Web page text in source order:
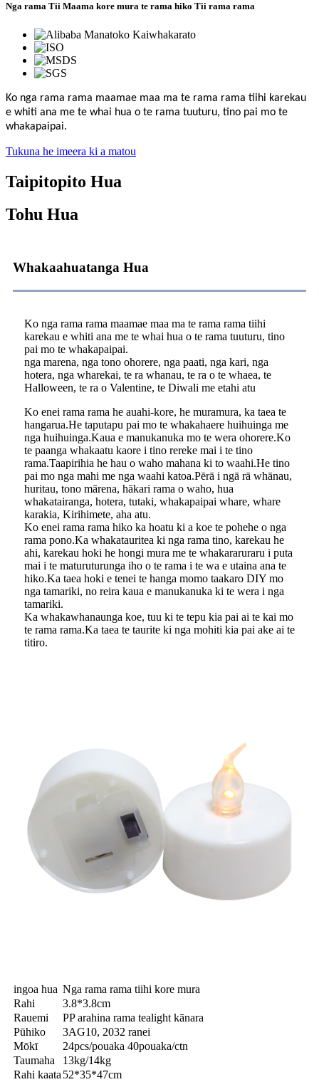
Nga rama Tii Maama kore mura te rama hiko Tii rama rama
Ko nga rama rama maamae maa ma te rama rama tiihi karekau
e whiti ana me te whai hua o te rama tuuturu, tino pai mo te
whakapaipai.
Tukuna he imeera ki a matou
Taipitopito Hua
Tohu Hua
Whakaahuatanga Hua
Ko nga rama rama maamae maa ma te rama rama tiihi
karekau e whiti ana me te whai hua o te rama tuuturu, tino
pai mo te whakapaipai.
nga marena, nga tono ohorere, nga paati, nga kari, nga
hotera, nga wharekai, te ra whanau, te ra o te whaea, te
Halloween, te ra o Valentine, te Diwali me etahi atu
Ko enei rama rama he auahi-kore, he muramura, ka taea te
hangarua.He taputapu pai mo te whakahaere huihuinga me
nga huihuinga.Kaua e manukanuka mo te wera ohorere.Ko
te paanga whakaatu kaore i tino rereke mai i te tino
rama.Taapirihia he hau o waho mahana ki to waahi.He tino
pai mo nga mahi me nga waahi katoa.Pērā i ngā rā whānau,
huritau, tono mārena, hākari rama o waho, hua
whakatairanga, hotera, tutaki, whakapaipai whare, whare
karakia, Kirihimete, aha atu.
Ko enei rama rama hiko ka hoatu ki a koe te pohehe o nga
rama pono.Ka whakatauritea ki nga rama tino, karekau he
ahi, karekau hoki he hongi mura me te whakararuraru i puta
mai i te maturuturunga iho o te rama i te wa e utaina ana te
hiko.Ka taea hoki e tenei te hanga momo taakaro DIY mo
nga tamariki, no reira kaua e manukanuka ki te wera i nga
tamariki.
Ka whakawhanaunga koe, tuu ki te tepu kia pai ai te kai mo
te rama rama.Ka taea te taurite ki nga mohiti kia pai ake ai te
titiro.
ingoa hua Nga rama rama tiihi kore mura
Rahi
3.8*3.8cm
Rauemi
PP arahina rama tealight kānara
Pūhiko
3AG10, 2032 ranei
Mōkī
24pcs/pouaka 40pouaka/ctn
Taumaha
13kg/14kg
Rahi kaata 52*35*47cm